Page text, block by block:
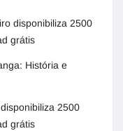
disponibiliza 2500
grátis
História e
2500
grátis